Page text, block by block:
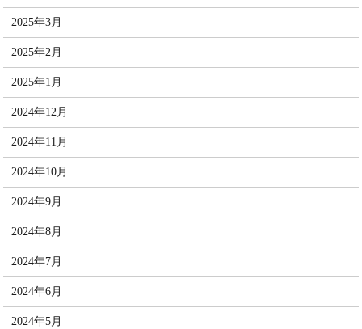
2025年3月
2025年2月
2025年1月
2024年12月
2024年11月
2024年10月
2024年9月
2024年8月
2024年7月
2024年6月
2024年5月